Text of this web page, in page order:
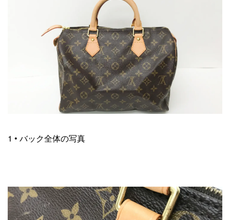
1 • バック全体の写真